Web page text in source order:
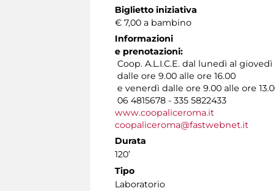
Biglietto iniziativa
€ 7,00 a bambino
Informazioni
e prenotazioni:
Coop. A.L.I.C.E. dal lunedì al giovedì
dalle ore 9.00 alle ore 16.00
e venerdì dalle ore 9.00 alle ore
06 4815678 - 335 5822433
www.coopaliceroma.it
coopaliceroma@fastwebnet.it
Durata
120’
Tipo
Laboratorio